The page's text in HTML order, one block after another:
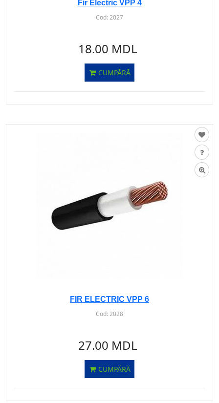
Fir Electric VPP 4
Cod:2027
18.00 MDL
CUMPĂRĂ
FIR ELECTRIC VPP 6
Cod:2028
27.00 MDL
CUMPĂRĂ